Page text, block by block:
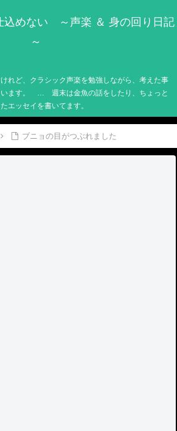
込めない ～声楽 ＆ 身の回り日記
～
れど、クラシック声楽を勉強しながら、考えた事
います。 … 週末は金魚の話をしたり、ちょっと
たエッセイを書いてます。
ブニョの目がつぶれました